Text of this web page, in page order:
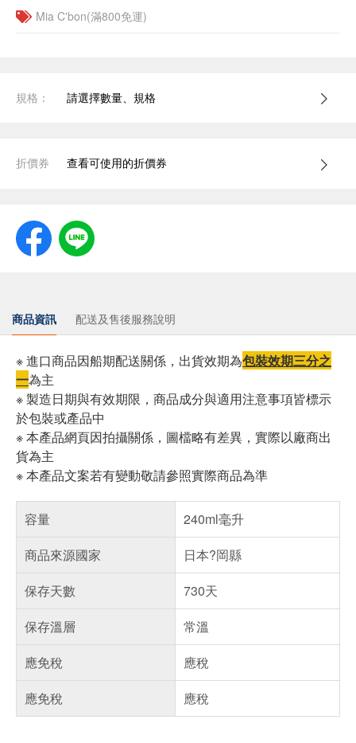
Mia C'bon(滿800免運)
規格： 請選擇數量、規格
折價券 查看可使用的折價券
商品資訊 配送及售後服務說明
※ 進口商品因船期配送關係，出貨效期為包裝效期三分之
一為主
※ 製造日期與有效期限，商品成分與適用注意事項皆標示
於包裝或產品中
※ 本產品網頁因拍攝關係，圖檔略有差異，實際以廠商出
貨為主
※ 本產品文案若有變動敬請參照實際商品為準
容量
240ml毫升
商品來源國家
日本?岡縣
保存天數
730天
保存溫層
常溫
應免稅
應稅
應免稅
應稅